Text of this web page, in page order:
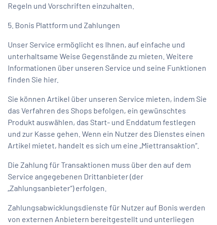
Regeln und Vorschriften einzuhalten.
5. Bonis Plattform und Zahlungen
Unser Service ermöglicht es Ihnen, auf einfache und
unterhaltsame Weise Gegenstände zu mieten. Weitere
Informationen über unseren Service und seine Funktionen
finden Sie hier.
Sie können Artikel über unseren Service mieten, indem Sie
das Verfahren des Shops befolgen, ein gewünschtes
Produkt auswählen, das Start- und Enddatum festlegen
und zur Kasse gehen. Wenn ein Nutzer des Dienstes einen
Artikel mietet, handelt es sich um eine „Miettransaktion“.
Die Zahlung für Transaktionen muss über den auf dem
Service angegebenen Drittanbieter (der
„Zahlungsanbieter“) erfolgen.
Zahlungsabwicklungsdienste für Nutzer auf Bonis werden
von externen Anbietern bereitgestellt und unterliegen